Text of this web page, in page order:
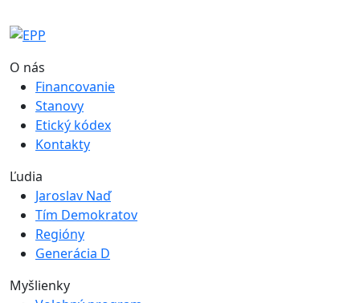
O nás
Financovanie
Stanovy
Etický kódex
Kontakty
Ľudia
Jaroslav Naď
Tím Demokratov
Regióny
Generácia D
Myšlienky